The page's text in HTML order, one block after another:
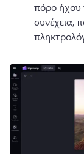
πόρο ήχου
συνέχεια,